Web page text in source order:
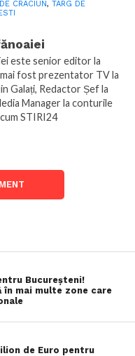
CRACIUN, TARG DE
este senior editor la
fost prezentator TV la
Galați, Redactor Șef la
Manager la conturile
STIRI24
Bucureșteni!
mai multe zone care
de Euro pentru